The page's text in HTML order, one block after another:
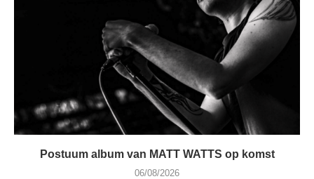
Postuum album van MATT WATTS op komst
06/08/2026